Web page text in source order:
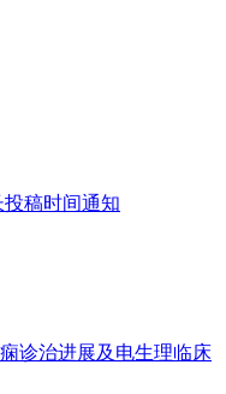
投稿时间通知
诊治进展及电生理临床